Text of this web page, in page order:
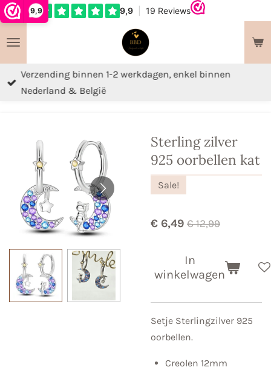
9,9
Ga
naar
de
hoofdinhoud
Verzending binnen 1-2 werkdagen, enkel binnen
Nederland & België
Sterling zilver
925 oorbellen kat
Sale!
€ 6,49 € 12,99
In
winkelwagen
Setje Sterlingzilver 925
oorbellen.
Creolen 12mm